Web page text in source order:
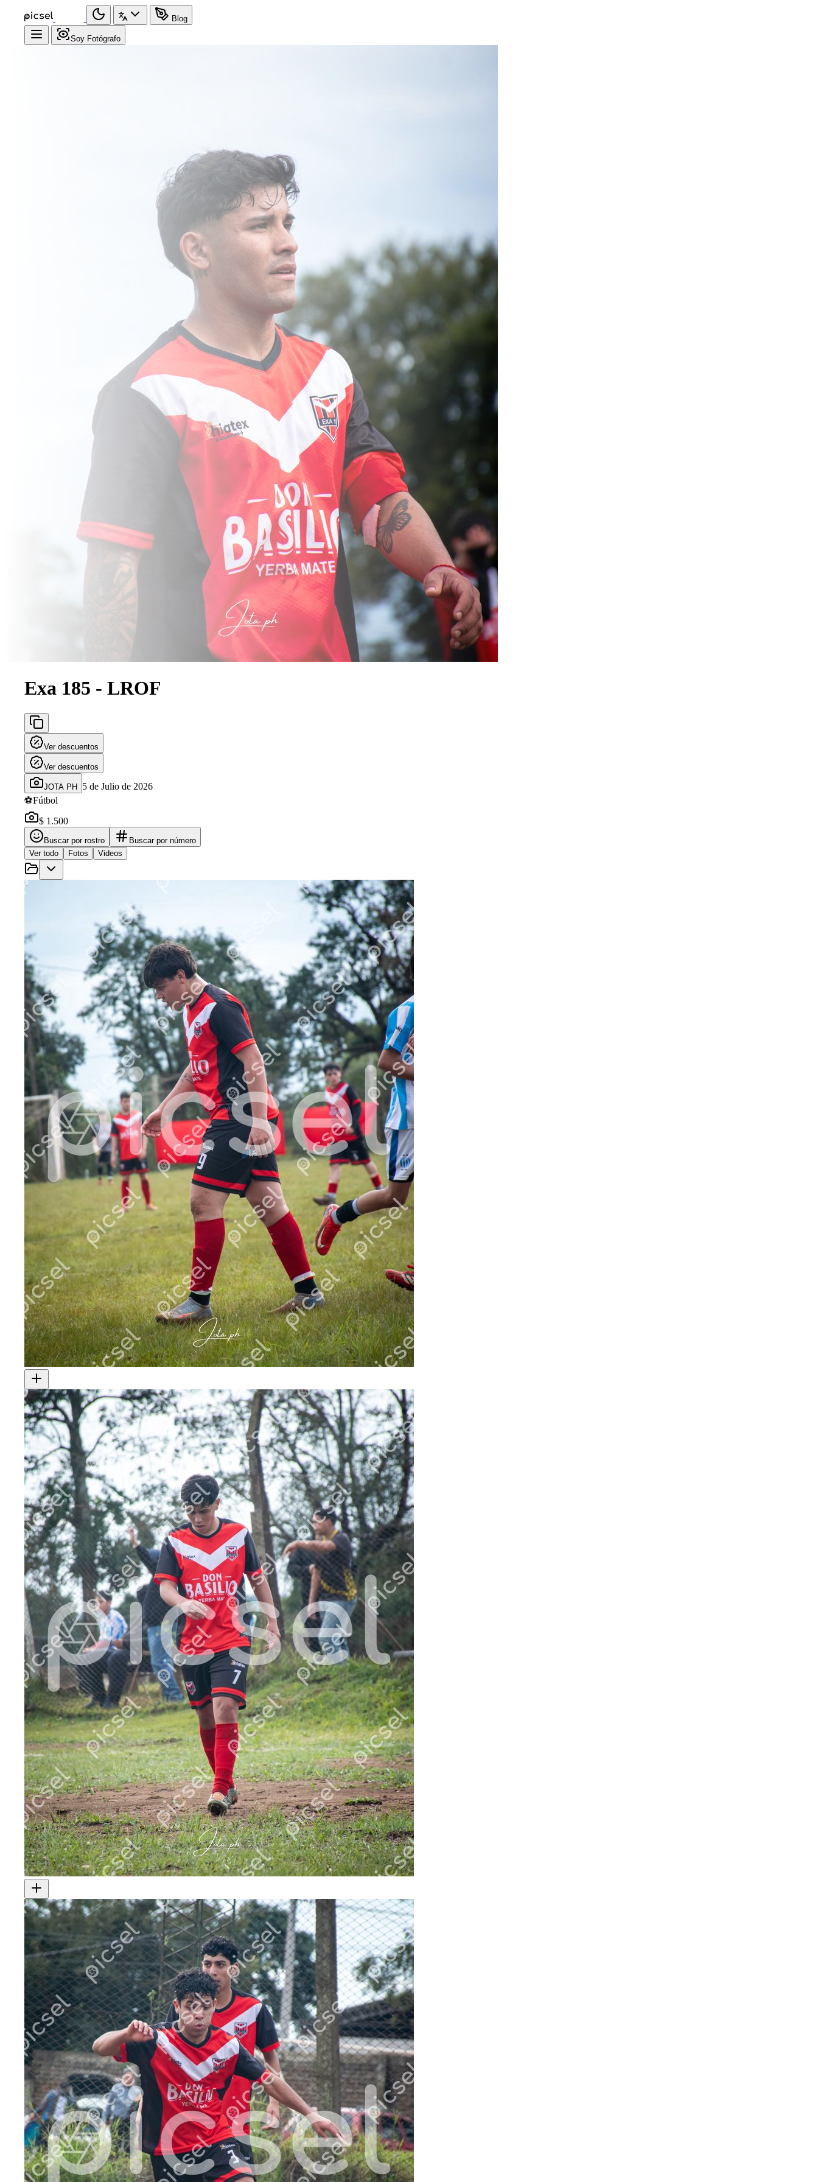
Blog
Soy Fotógrafo
Exa 185 - LROF
Ver descuentos
Ver descuentos
JOTA PH
5 de Julio de 2026
⚽Fútbol
$ 1.500
Buscar por rostro
Buscar por número
Ver todo
Fotos Videos